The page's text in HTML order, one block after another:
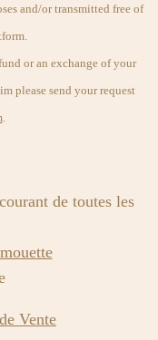
and/or transmitted free of
or an exchange of your
please send your request
.
de toutes les
Vente